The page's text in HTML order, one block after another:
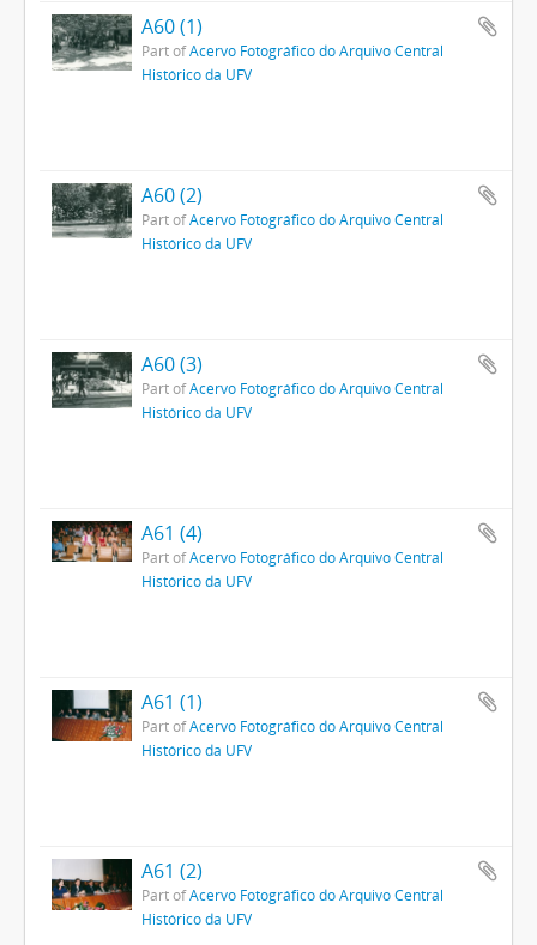
A60 (1)
Part ofAcervo Fotográfico do Arquivo Central
Histórico da UFV
A60 (2)
Part ofAcervo Fotográfico do Arquivo Central
Histórico da UFV
A60 (3)
Part ofAcervo Fotográfico do Arquivo Central
Histórico da UFV
A61 (4)
Part ofAcervo Fotográfico do Arquivo Central
Histórico da UFV
A61 (1)
Part ofAcervo Fotográfico do Arquivo Central
Histórico da UFV
A61 (2)
Part ofAcervo Fotográfico do Arquivo Central
Histórico da UFV